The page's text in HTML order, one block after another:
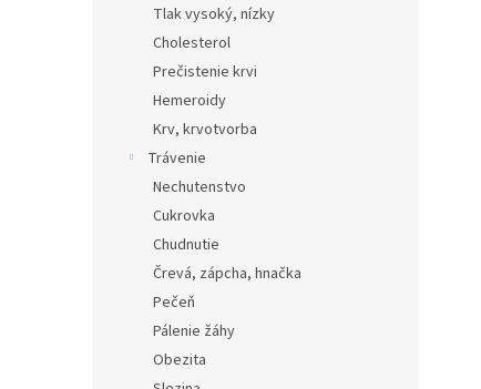
Tlak vysoký, nízky
Cholesterol
Prečistenie krvi
Hemeroidy
Krv, krvotvorba
Trávenie
Nechutenstvo
Cukrovka
Chudnutie
Črevá, zápcha, hnačka
Pečeň
Pálenie žáhy
Obezita